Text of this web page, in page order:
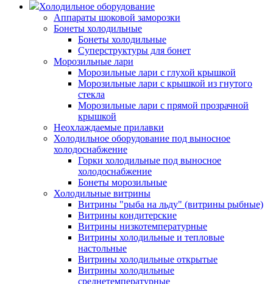
Холодильное оборудование
Аппараты шоковой заморозки
Бонеты холодильные
Бонеты холодильные
Суперструктуры для бонет
Морозильные лари
Морозильные лари с глухой крышкой
Морозильные лари с крышкой из гнутого
стекла
Морозильные лари с прямой прозрачной
крышкой
Неохлаждаемые прилавки
Холодильное оборудование под выносное
холодоснабжение
Горки холодильные под выносное
холодоснабжение
Бонеты морозильные
Холодильные витрины
Витрины "рыба на льду" (витрины рыбные)
Витрины кондитерские
Витрины низкотемпературные
Витрины холодильные и тепловые
настольные
Витрины холодильные открытые
Витрины холодильные
среднетемпературные